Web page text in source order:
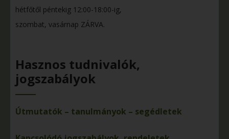
hétfőtől péntekig 12:00-18:00-ig,
szombat, vasárnap ZÁRVA.
Hasznos tudnivalók,
jogszabályok
Útmutatók – tanulmányok – segédletek